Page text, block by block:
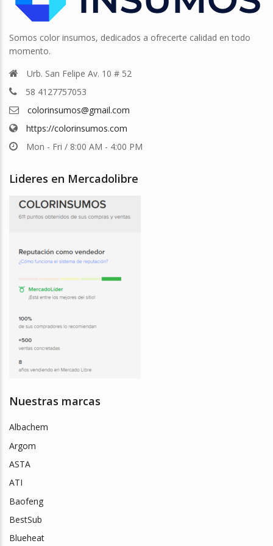
Somos color insumos, dedicados a ofrecerte calidad en todo
momento.
Urb. San Felipe Av. 10 # 52
58 4127757053
colorinsumos@gmail.com
https://colorinsumos.com
Mon - Fri / 8:00 AM - 4:00 PM
Lideres en Mercadolibre
Nuestras marcas
Albachem
Argom
ASTA
ATI
Baofeng
BestSub
Blueheat